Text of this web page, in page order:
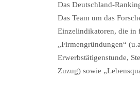
Das Deutschland-
Das Team um das
Einzelindikatoren, die in
„Firmengründungen“
Erwerbstätigenstunde,
Zuzug) sowie